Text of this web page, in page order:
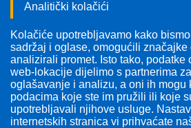
Analitički kolačići
Kolačiće upotrebljavamo kako
sadržaj i oglase, omogućili značajke
analizirali promet. Isto tako, podatke
web-lokacije dijelimo s partnerima
oglašavanje i analizu, a oni ih mogu
podacima koje ste im pružili ili koje
upotrebljavali njihove usluge.
internetskih stranica vi prihvaćate